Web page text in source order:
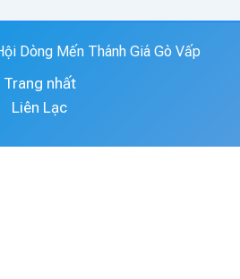
Dòng Mến Thánh Giá Gò Vấp
Trang nhất
Liên Lạc